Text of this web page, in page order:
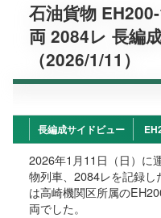
石油貨物
両 2084レ 長編
（2026/1/11）
長編成サイドビュー
2026年1月11日（日）に
物列車、2084レを記録し
は高崎機関区所属の
両でした。